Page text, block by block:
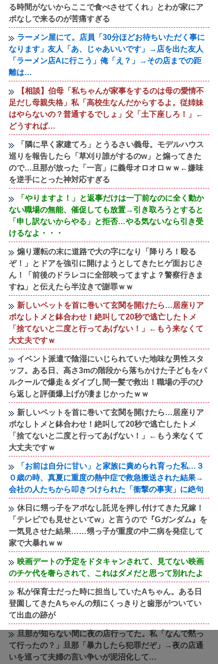
る時間がないからここで食べさせてくれ」とわが家にア
ポなしで来るのが苦痛すぎる
ラーメン屋にて。店員「30分ほどお待ちいただく事に
なります」友人「あ、じゃあいいです」→店を出た友人
「ラーメン店Aに行こう」俺「え？」→その店までの距
離は…
【相談】伯母「私ちゃんが家事をするのは母の愛情不
足だし母親失格」私「高校生なんだからするよ。従姉妹
はやらないの？普通するでしょ」父「土下座しろ！」←
どうすれば…
「隣に早く家建てろ」とうるさい義母。モデルハウス
巡りを報告したら「草刈り誰がするのw」と煽ってきた
ので…旦那が放った「一言」に義母オロオロｗｗ←嫌味
を逆手にとった神対応すぎる
「やりますよ！」と返事だけは一丁前なのに全く動か
ない職場の無能、催促しても放置→引き取ろうとすると
「申し訳ないからやる」と拒否…やる気ないなら引き受
けるなよ・・・
煽り運転の末に道路で大の字になり「降りろ！殴る
ぞ！」とドアを強引に開けようとしてきたヒゲ面おじさ
ん！「前後のドラレコに全部映ってますよ？警察行きま
すね」と伝えたら半泣きで謝罪ｗｗ
新しいペットを首に巻いて玄関を開けたら…居座りア
ポなしトメと鉢合わせ！絶叫して20秒で逃亡したトメ
「捨てないと二度と行ってあげない！」←もう来なくて
大丈夫ですｗ
イベント派遣で陰湿にいじられていた地味な男性スタ
ッフ。ある日、高さ3mの階段から落ちかけた子どもをパ
ルクールで爆走＆ダイブし間一髪で救出！職場の手のひ
ら返しと評価爆上げが凄まじかったｗｗ
新しいペットを首に巻いて玄関を開けたら…居座りア
ポなしトメと鉢合わせ！絶叫して20秒で逃亡したトメ
「捨てないと二度と行ってあげない！」←もう来なくて
大丈夫ですｗ
「お前は自分に甘い」と家族に責められ育った私…３
０歳の時、真夏に重度の熱中症で救急搬送された結果→
会社の人たちから叩きつけられた「衝撃の事実」に絶句
休日に甥っ子をアポなし託児を押し付けてきた兄嫁！
「テレビでも見せといてw」と言うので『Gガンダム』を
一気見させた結果……甥っ子が重度の中二病を発症して
家で大暴れｗｗ
映画デートの予定をドタキャンされて、見てない映画
のチケ代を奢らされて、これはダメだと思って別れたよ
私が保育士だった時に担当していたAちゃん。ある日
登園してきたAちゃんの頬にくっきりと歯形がついてい
て出血の跡が
旦那が知らない間に夜の店行ってた。私「なんで黙っ
て行ったの？」旦那「暴力したら犯罪だぞ」→夜の店通
いを巡って夫婦の言い争いが泥沼化して…